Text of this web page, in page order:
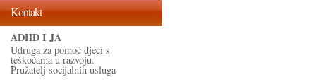
Kontakt
ADHD I JA
Udruga za pomoć djeci s
teškoćama u razvoju.
Pružatelj socijalnih usluga